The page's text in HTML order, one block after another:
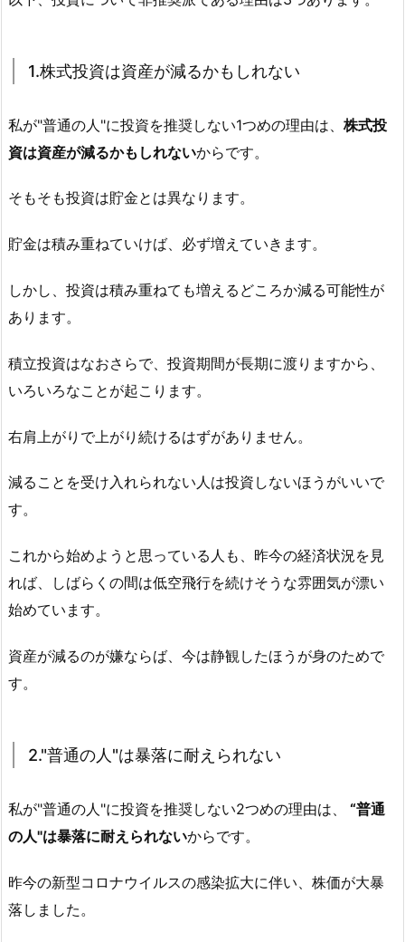
1.株式投資は資産が減るかもしれない
私が"普通の人"に投資を推奨しない1つめの理由は、 株式投
資は資産が減るかもしれないからです。
そもそも投資は貯金とは異なります。
貯金は積み重ねていけば、必ず増えていきます。
しかし、投資は積み重ねても増えるどころか減る可能性が
あります。
積立投資はなおさらで、投資期間が長期に渡りますから、
いろいろなことが起こります。
右肩上がりで上がり続けるはずがありません。
減ることを受け入れられない人は投資しないほうがいいで
す。
これから始めようと思っている人も、昨今の経済状況を見
れば、しばらくの間は低空飛行を続けそうな雰囲気が漂い
始めています。
資産が減るのが嫌ならば、今は静観したほうが身のためで
す。
2."普通の人"は暴落に耐えられない
私が"普通の人"に投資を推奨しない2つめの理由は、
“普通
の人"は暴落に耐えられないからです。
昨今の新型コロナウイルスの感染拡大に伴い、株価が大暴
落しました。